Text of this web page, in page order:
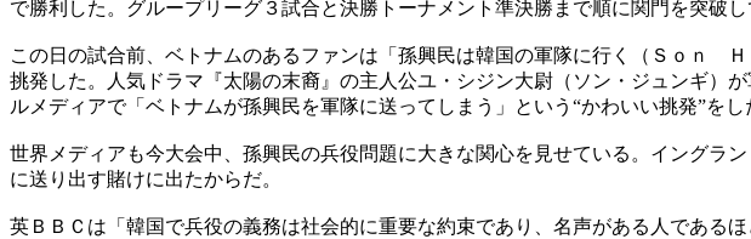
で勝利した。グループリーグ３試合と決勝トーナメント準決勝まで順に関門を突破
この日の試合前、ベトナムのあるファンは「孫興民は韓国の軍隊に行く（Ｓｏ
挑発した。人気ドラマ『太陽の末裔』の主人公ユ・シジン大尉（ソン・ジュンギ）
ルメディアで「ベトナムが孫興民を軍隊に送ってしまう」という“かわいい挑発”をし
世界メディアも今大会中、孫興民の兵役問題に大きな関心を見せている。イングラ
に送り出す賭けに出たからだ。
英ＢＢＣは「韓国で兵役の義務は社会的に重要な約束であり、名声がある人である